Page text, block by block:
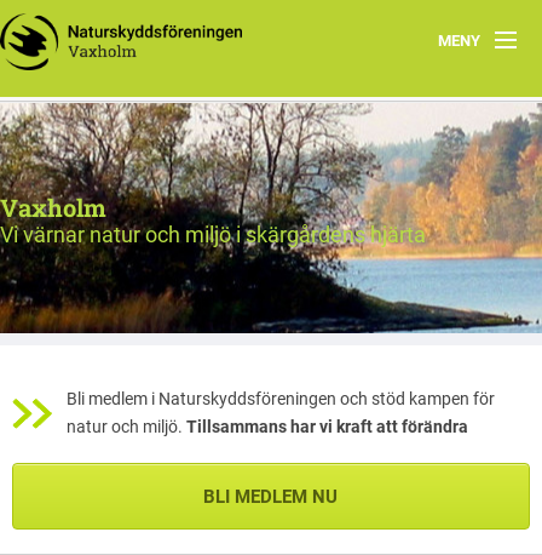
MENY
Välkommen!
Nyheter
Verksamhet
Natur & miljö
Om oss
Vaxholm
Vi värnar natur och miljö i skärgårdens hjärta
Bli medlem i Naturskyddsföreningen och stöd kampen för
natur och miljö. Tillsammans har vi kraft att förändra
BLI MEDLEM NU